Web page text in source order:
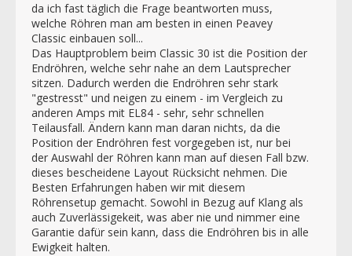
da ich fast täglich die Frage beantworten muss,
welche Röhren man am besten in einen Peavey
Classic einbauen soll...
Das Hauptproblem beim Classic 30 ist die Position der
Endröhren, welche sehr nahe an dem Lautsprecher
sitzen. Dadurch werden die Endröhren sehr stark
"gestresst" und neigen zu einem - im Vergleich zu
anderen Amps mit EL84 - sehr, sehr schnellen
Teilausfall. Ändern kann man daran nichts, da die
Position der Endröhren fest vorgegeben ist, nur bei
der Auswahl der Röhren kann man auf diesen Fall bzw.
dieses bescheidene Layout Rücksicht nehmen. Die
Besten Erfahrungen haben wir mit diesem
Röhrensetup gemacht. Sowohl in Bezug auf Klang als
auch Zuverlässigekeit, was aber nie und nimmer eine
Garantie dafür sein kann, dass die Endröhren bis in alle
Ewigkeit halten.